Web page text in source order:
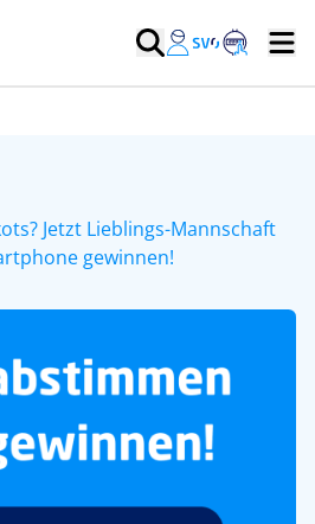
Jetzt Lieblings-Mannschaft
gewinnen!